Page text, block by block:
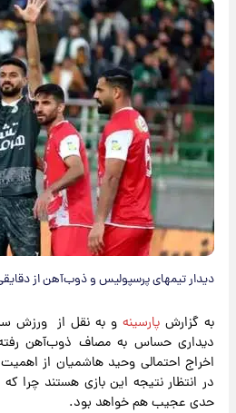
دیدار تیمهای پرسپولیس و ذوب‌آهن از
به گزارش پارسینهو به نقل از ورزش
دیداری حساس به مصاف ذوب‌آهن
اخراج احتمالی وحید هاشمیان از
در انتظار نتیجه این بازی هستند چرا
حدی عجیب هم خواهد بود.